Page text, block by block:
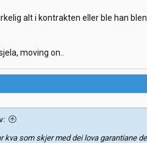
alt i kontrakten eller ble han
moving on..
kva som skjer med dei lova garantiane